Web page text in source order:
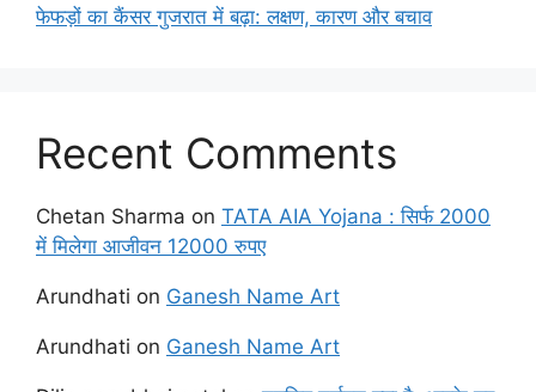
फेफड़ों का कैंसर गुजरात में बढ़ा: लक्षण, कारण और बचाव
Recent Comments
Chetan Sharma on TATA AIA Yojana : सिर्फ 2000
में मिलेगा आजीवन 12000 रुपए
Arundhati on Ganesh Name Art
Arundhati on Ganesh Name Art